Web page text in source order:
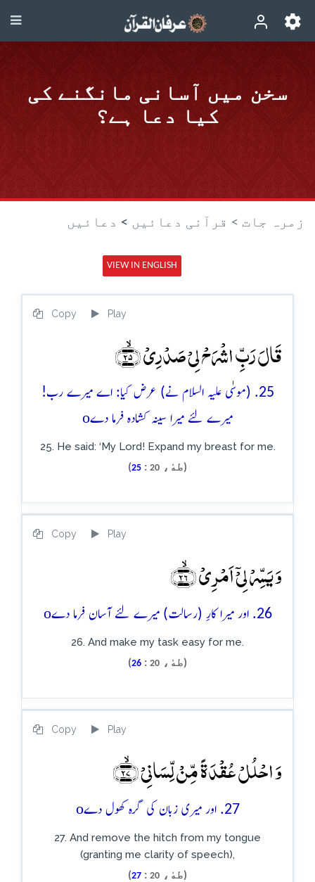
سخن میں آسانی مانگنے کی
کیا دعا ہے؟
زمرہ جات > قرآنی دعائیں > دعائیں
VIEW IN ENGLISH
Play
Copy
قَالَ رَبِّ اشۡرَحۡ لِیۡ صَدۡرِیۡ ﴿ۙ۲۵﴾
25. (موسٰی علیہ السلام نے) عرض کیا: اے میرے رب!
میرے لئے میرا سینہ کشادہ فرما دےo
25. He said: ‘My Lord! Expand my breast for me.
(طهٰ، 20
:
25
)
Play
Copy
وَ یَسِّرۡ لِیۡۤ اَمۡرِیۡ ﴿ۙ۲۶﴾
26. اور میرا کارِ (رسالت) میرے لئے آسان فرما دے o
26. And make my task easy for me.
(طهٰ، 20
:
26
)
Play
Copy
وَ احۡلُلۡ عُقۡدَۃً مِّنۡ لِّسَانِیۡ ﴿ۙ۲۷﴾
27. اور میری زبان کی گرہ کھول دے o
27. And remove the hitch from my tongue
(granting me clarity of speech),
(طهٰ، 20
:
27
)